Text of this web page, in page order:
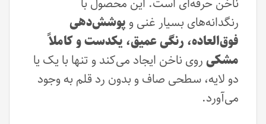
رنگدانه‌های بسیار غنی وپوشش‌دهی
فوق‌العاده، رنگی عمیق، یکدست و کاملاً
مشکیروی ناخن ایجاد می‌کند و تنها با یک یا
دو لایه، سطحی صاف و بدون رد قلم به وجود
می‌آورد.